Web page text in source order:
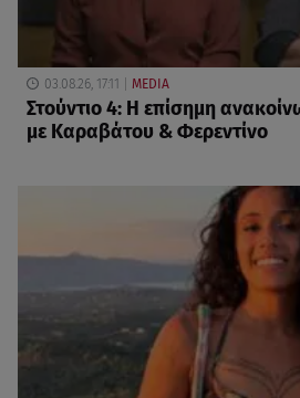
03.08.26, 17:11 MEDIA
Στούντιο 4: Η επίσημη
με Καραβάτου & Φερεντίνο